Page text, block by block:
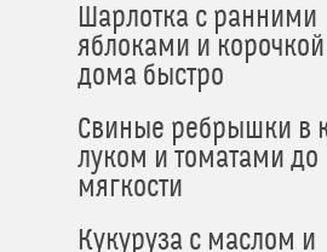
Шарлотка с ранними
яблоками и
дома быстро
Свиные ребрышки в
луком и томатами до
мягкости
Кукуруза с маслом и